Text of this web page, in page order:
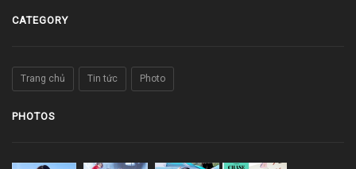
CATEGORY
Trang chủ Tin tức Photo
PHOTOS